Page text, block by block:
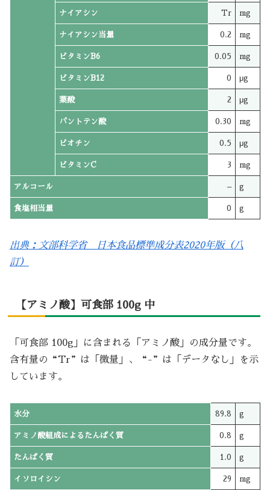
ナイアシン Tr mg
ナイアシン当量 0.2 mg
ビタミンB6 0.05 mg
ビタミンB12 0 μg
葉酸 2 μg
パントテン酸 0.30 mg
ビオチン 0.5 μg
ビタミンC 3 mg
アルコール – g
食塩相当量 0 g
出典：文部科学省 日本食品標準成分表2020年版（八
訂）
【アミノ酸】可食部 100g 中
「可食部 100g」に含まれる「アミノ酸」の成分量です。
含有量の“Tr”は「微量」、“-”は「データなし」を示
しています。
水分 89.8 g
アミノ酸組成によるたんぱく質 0.8 g
たんぱく質 1.0 g
イソロイシン 29 mg